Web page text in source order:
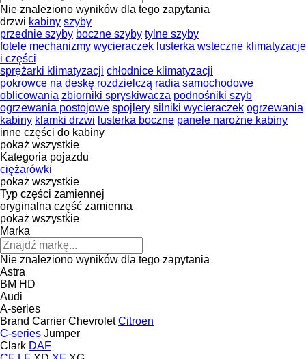
Nie znaleziono wyników dla tego zapytania
drzwi kabiny szyby
przednie szyby boczne szyby tylne szyby
fotele mechanizmy wycieraczek lusterka wsteczne klimatyzacje
i części
sprężarki klimatyzacji chłodnice klimatyzacji
pokrowce na deskę rozdzielczą radia samochodowe
oblicowania zbiorniki spryskiwacza podnośniki szyb
ogrzewania postojowe spojlery silniki wycieraczek ogrzewania
kabiny klamki drzwi lusterka boczne panele narożne kabiny
inne części do kabiny
pokaż wszystkie
Kategoria pojazdu
ciężarówki
pokaż wszystkie
Typ części zamiennej
oryginalna część zamienna
pokaż wszystkie
Marka
Nie znaleziono wyników dla tego zapytania
Astra
BM HD
Audi
A-series
Brand Carrier Chevrolet Citroen
C-series Jumper
Clark DAF